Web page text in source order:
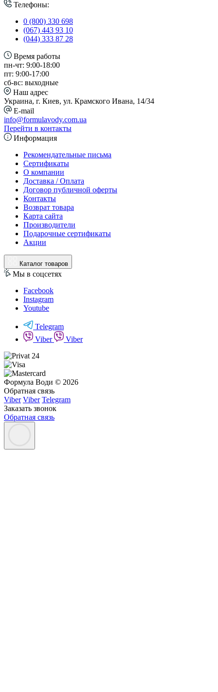
Телефоны:
0 (800) 330 698
(067) 443 93 10
(044) 333 87 28
Время работы
пн-чт: 9:00-18:00
пт: 9:00-17:00
сб-вс: выходные
Наш адрес
Украина, г. Киев, ул. Крамского Ивана, 14/34
E-mail
info@formulavody.com.ua
Перейти в контакты
Информация
Рекомендательные письма
Сертификаты
О компании
Доставка / Оплата
Договор публичной оферты
Контакты
Возврат товара
Карта сайта
Производители
Подарочные сертификаты
Акции
Каталог товаров
Мы в соцсетях
Facebook
Instagram
Youtube
Telegram
Viber
Viber
Формула Води © 2026
Обратная связь
Viber Viber Telegram
Заказать звонок
Обратная связь